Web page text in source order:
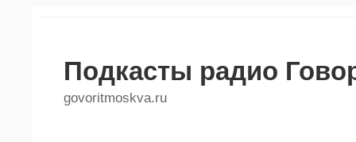
Подкасты радио
govoritmoskva.ru